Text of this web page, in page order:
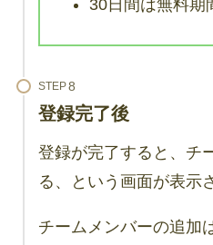
30日間は無料期
STEP
登録完了後
登録が完了すると、チ
る、という画面が表示
チームメンバーの追加